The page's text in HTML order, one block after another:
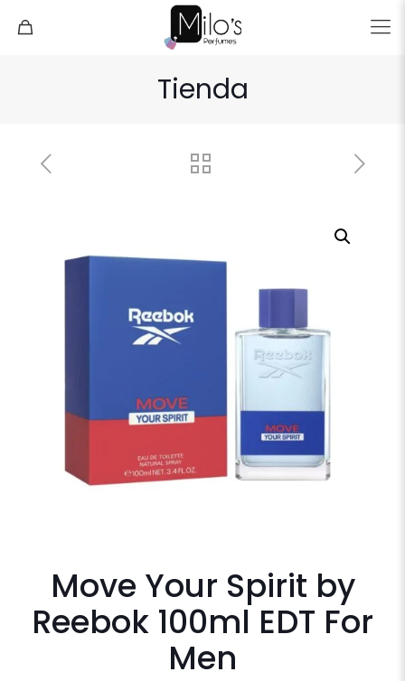
Tienda
Move Your Spirit by
Reebok 100ml EDT For
Men